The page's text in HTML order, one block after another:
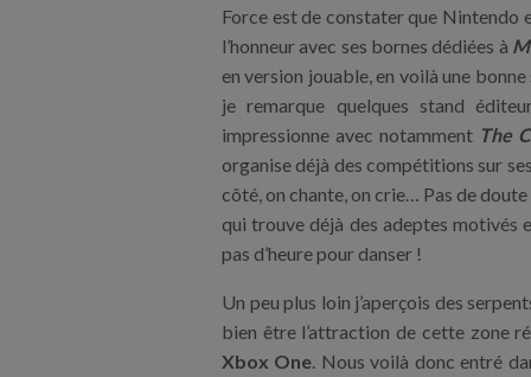
Force est de constater que Nintendo
l’honneur avec ses bornes dédiées à
en version jouable, en voilà une
je remarque quelques stand
impressionne avec notamment The
organise déjà des compétitions sur
côté, on chante, on crie… Pas de doute
qui trouve déjà des adeptes motivés
pas d’heure pour danser !
Un peu plus loin j’aperçois des
bien être l’attraction de cette zone
Xbox One. Nous voilà donc entré